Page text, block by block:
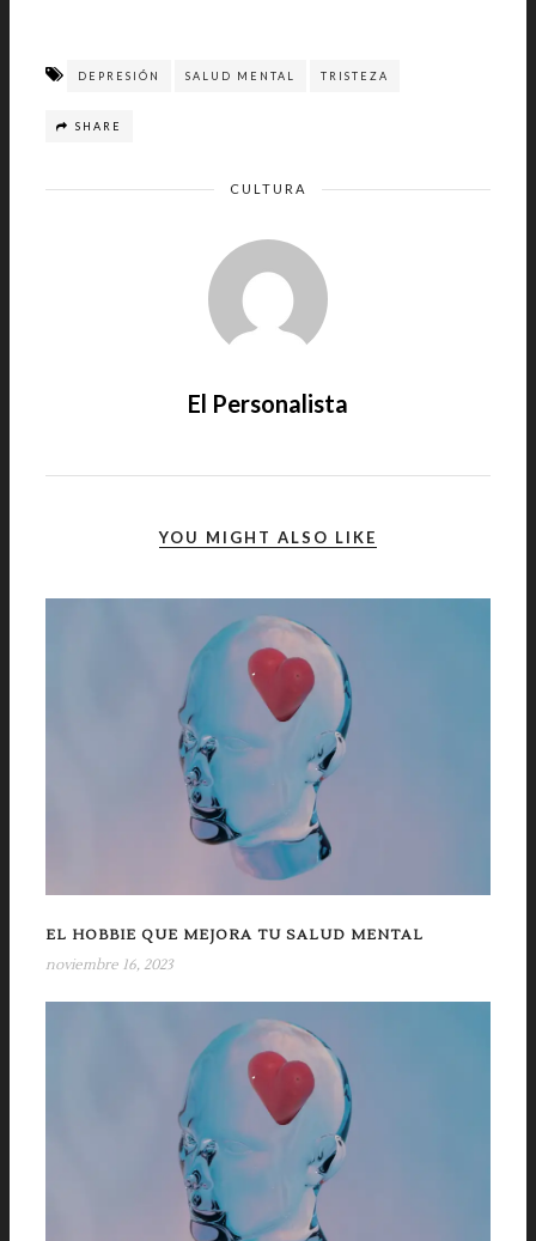
DEPRESIÓN SALUD MENTAL TRISTEZA
SHARE
CULTURA
El Personalista
YOU MIGHT ALSO LIKE
EL HOBBIE QUE MEJORA TU SALUD MENTAL
noviembre 16, 2023